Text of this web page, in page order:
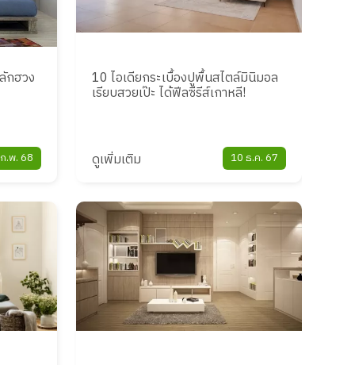
กฮวง
.พ. 68
10 ไอเดียกระเบื้องปูพื้นสไตล์มินิมอล
เรียบสวยเป๊ะ ได้ฟีลซีรีส์เกาหลี!
ดูเพิ่มเติม 10 ธ.ค. 67